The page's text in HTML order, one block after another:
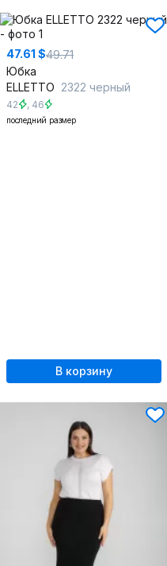
47.61 $49.71
Юбка
ELLETTO 2322 черный
42 , 46
последний размер
В корзину